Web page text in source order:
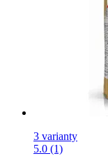
3 varianty
5.0 (1)